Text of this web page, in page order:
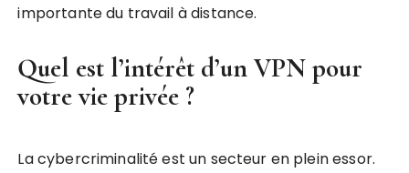
importante du travail à distance.
Quel est l’intérêt d’un VPN pour
votre vie privée ?
La cybercriminalité est un secteur en plein essor.